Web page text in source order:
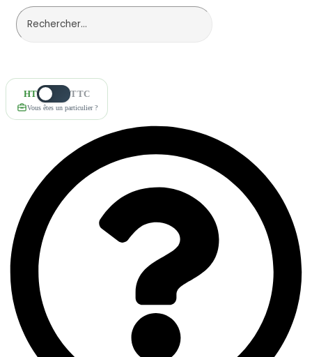
HT TTC
Vous êtes un particulier ?